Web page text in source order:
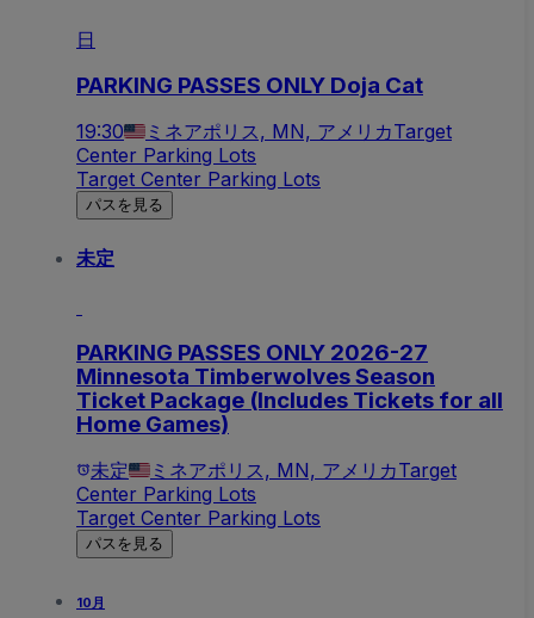
日
PARKING PASSES ONLY Doja Cat
19:30 ミネアポリス, MN, アメリカTarget
Center Parking Lots
Target Center Parking Lots
パスを見る
未定
PARKING PASSES ONLY 2026-27
Minnesota Timberwolves Season
Ticket Package (Includes Tickets for all
Home Games)
未定 ミネアポリス, MN, アメリカTarget
Center Parking Lots
Target Center Parking Lots
パスを見る
10月